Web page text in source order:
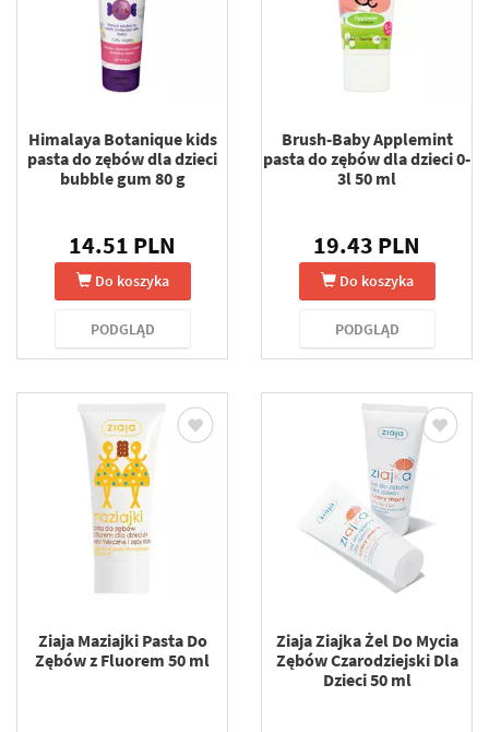
Himalaya Botanique kids
pasta do zębów dla dzieci
bubble gum 80 g
14.51 PLN
Do koszyka
PODGLĄD
Brush-Baby Applemint
pasta do zębów dla dzieci 0-
3l 50 ml
19.43 PLN
Do koszyka
PODGLĄD
Ziaja Maziajki Pasta Do
Zębów z Fluorem 50 ml
Ziaja Ziajka Żel Do Mycia
Zębów Czarodziejski Dla
Dzieci 50 ml